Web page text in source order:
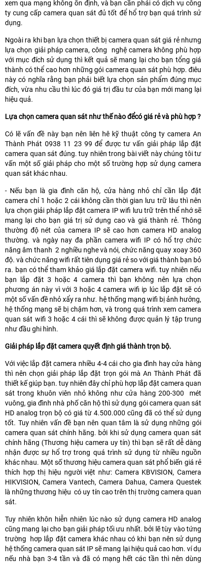
xem qua mạng không ổn định, và bạn cần phải có dịch vụ công
ty cung cấp camera quan sát đủ tốt để hổ trợ bạn quá trình sử
dụng.
Ngoài ra khi bạn lựa chọn thiết bị camera quan sát giá rẻ nhưng
lựa chọn giải pháp camera, công nghệ camera không phù hợp
với mục đích sử dụng thì kết quả sẽ mang lại cho bạn tổng giá
thành có thể cao hơn những gói camera quan sát phù hợp. điêu
này có nghĩa rằng bạn phải biết lựa chọn sản phẩm đúng mục
đích, vừa nhu cầu thì lúc đó giá trị đầu tư của bạn mới mang lại
hiệu quả.
Lựa chọn camera quan sát như thế nào đểcó giá rẻ và phù hợp ?
Có lẽ vấn đề này bạn nên liên hê kỹ thuật công ty camera An
Thành Phát 0938 11 23 99 để được tư vấn giải pháp lắp đặt
camera quan sát đúng. tuy nhiên trong bài viết này chúng tôi tư
vấn một số giải pháp cho một số trường hợp sử dụng camera
quan sát khác nhau.
- Nếu bạn là gia đình căn hộ, cửa hàng nhỏ chỉ cần lắp đặt
camera chỉ 1 hoặc 2 cái không cần thời gian lưu trữ lâu thì nên
lựa chọn giải pháp lắp đặt camera IP wifi lưu trữ trên thể nhớ sẽ
mang lại cho bạn giá trị sử dụng cao và giá thành rẻ. Thông
thường độ nét của camera IP sẽ cao hơn camera HD analog
thường. và ngày nay đa phần camera wifi IP có hổ trợ chức
năng âm thanh 2 nghiều nghe và nói, chức năng quay xoay 360
độ. và chức năng wifi rất tiên dụng giá rẻ so với giá thành bạn bỏ
ra. bạn có thể tham khảo giá lắp đặt camera wifi. tuy nhiên nếu
bạn lắp đặt 3 hoặc 4 camera thì bạn không nên lựa chọn
phương án này vì với 3 hoặc 4 camera wifi ip lúc lắp đặt sẽ có
một số vấn đề nhỏ xẩy ra như. hệ thống mạng wifi bị ảnh hưởng,
hệ thống mạng sẽ bị chậm hơn, và trong quá trình xem camera
quan sát wifi 3 hoặc 4 cái thì sẽ không được quản lý tập trung
như đầu ghi hình.
Giải pháp lắp đặt camera quyết định giá thành trọn bộ.
Với việc lắp đặt camera nhiều 4-4 cái cho gia đình hay cửa hàng
thì nên chọn giải pháp lắp đặt trọn gói mà An Thành Phát đã
thiết kế giúp bạn. tuy nhiên đây chỉ phù hợp lắp đặt camera quan
sát trong khuôn viên nhỏ không như cửa hàng 200-300 mét
vuông, gia đình nhà phố căn hộ thì sử dụng gói camera quan sát
HD analog trọn bộ có giá từ 4.500.000 cũng đã có thể sử dụng
tốt. Tuy nhiên vấn đề bạn nên quan tâm là sử dụng những gói
camera quan sát chính hãng. bởi khi sử dụng camera quan sát
chính hãng (Thương hiệu camera uy tín) thì bạn sẽ rất dễ dàng
nhận được sự hổ trợ trong quá trình sử dụng từ nhiều nguồn
khác nhau. Một số thương hiệu camera quan sát phổ biến giá rẻ
thích hợp thị hiệu người việt như: Camera KBVISION, Camera
HIKVISION, Camera Vantech, Camera Dahua, Camera Questek
là những thương hiệu có uy tín cao trên thị trường camera quan
sát.
Tuy nhiên khôn hiễn nhiên lúc nào sử dụng camera HD analog
cũng mang lại cho bạn giải pháp tối ưu nhất. bởi lẽ tùy vào tứng
trường hơp lắp đặt camera khác nhau có khi bạn nên sử dụng
hệ thống camera quan sát IP sẽ mang lại hiệu quả cao hơn. ví dụ
nếu nhà bạn 3-4 tần và đã có mạng hết các tần thì nên dùng